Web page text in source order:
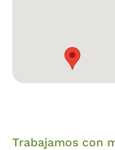
Trabajamos con